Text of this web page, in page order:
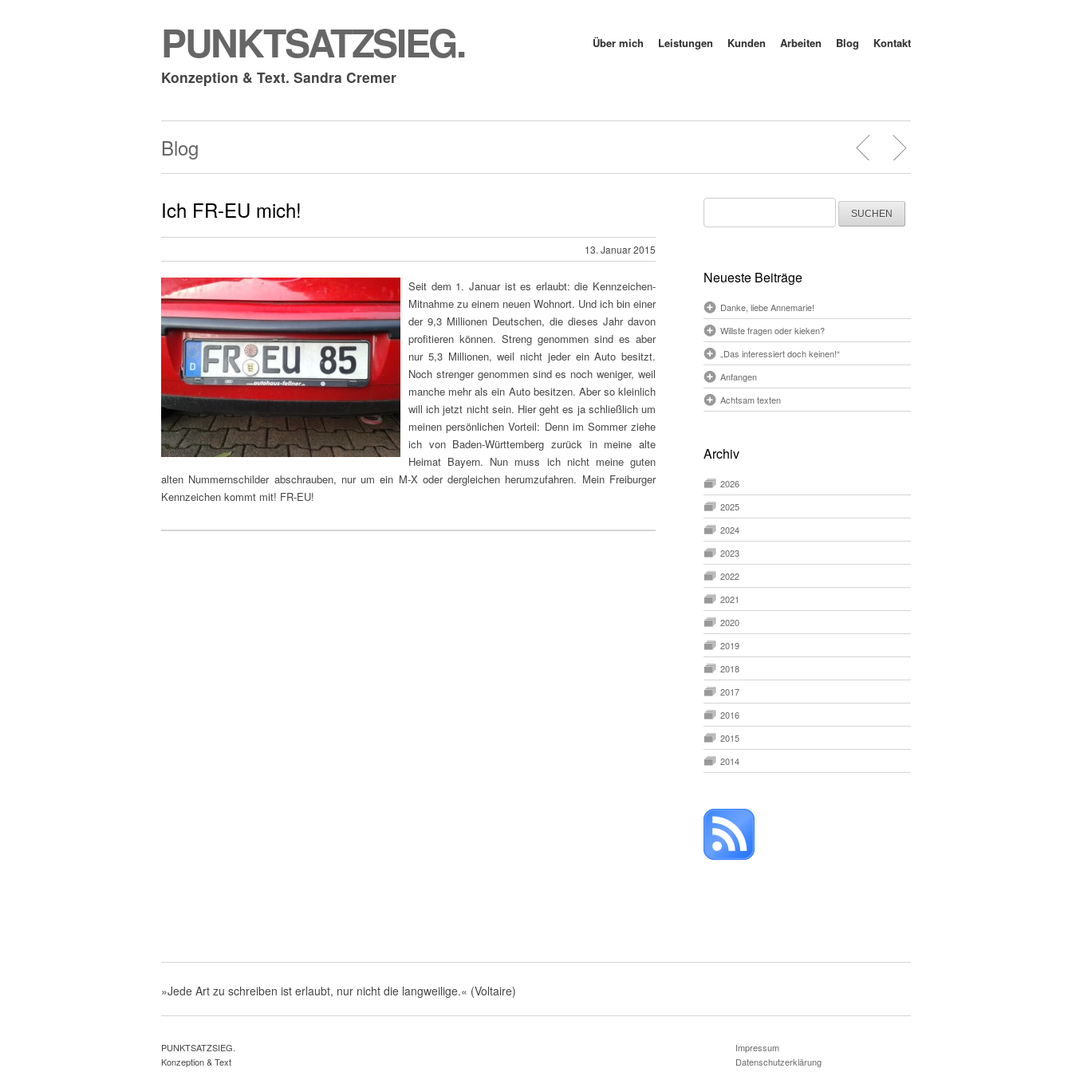
PUNKTSATZSIEG. Über mich Leistungen Kunden Arbeiten Blog Kontakt
Konzeption & Text. Sandra Cremer
Blog
Ich FR-EU mich!
13. Januar 2015
Seit dem 1. Januar ist es erlaubt: die Kennzeichen-
Mitnahme zu einem neuen Wohnort. Und ich bin einer
der 9,3 Millionen Deutschen, die dieses Jahr davon
profitieren können. Streng genommen sind es aber
nur 5,3 Millionen, weil nicht jeder ein Auto besitzt.
Noch strenger genommen sind es noch weniger, weil
manche mehr als ein Auto besitzen. Aber so kleinlich
will ich jetzt nicht sein. Hier geht es ja schließlich um
meinen persönlichen Vorteil: Denn im Sommer ziehe
ich von Baden-Württemberg zurück in meine alte
Heimat Bayern. Nun muss ich nicht meine guten
alten Nummernschilder abschrauben, nur um ein M-X oder dergleichen herumzufahren. Mein Freiburger
Kennzeichen kommt mit! FR-EU!
Suchen
nach:
Neueste Beiträge
Danke, liebe Annemarie!
Willste fragen oder kieken?
„Das interessiert doch keinen!“
Anfangen
Achtsam texten
Archiv
2026
2025
2024
2023
2022
2021
2020
2019
2018
2017
2016
2015
2014
»Jede Art zu schreiben ist erlaubt, nur nicht die langweilige.« (Voltaire)
PUNKTSATZSIEG.
Konzeption & Text
Impressum
Datenschutzerklärung